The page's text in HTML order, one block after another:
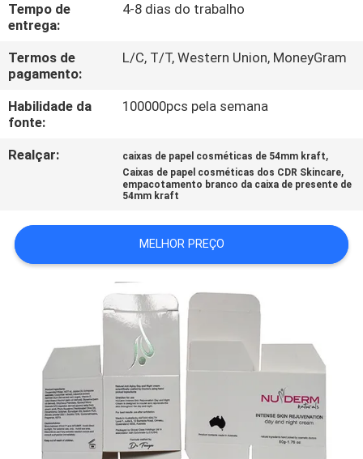
CONTACTE-
NOS
PEÇA
CITAÇÕES
MAPA
DO
POLICY
Tempo de
entrega:
4-8 dias do trabalho
Termos de
pagamento:
L/C, T/T, Western Union, MoneyGram
Habilidade da
fonte:
100000pcs pela semana
Realçar: caixas de papel cosméticas de 54mm kraft,
Caixas de papel cosméticas dos CDR Skincare,
empacotamento branco da caixa de presente de
54mm kraft
MELHOR PREÇO